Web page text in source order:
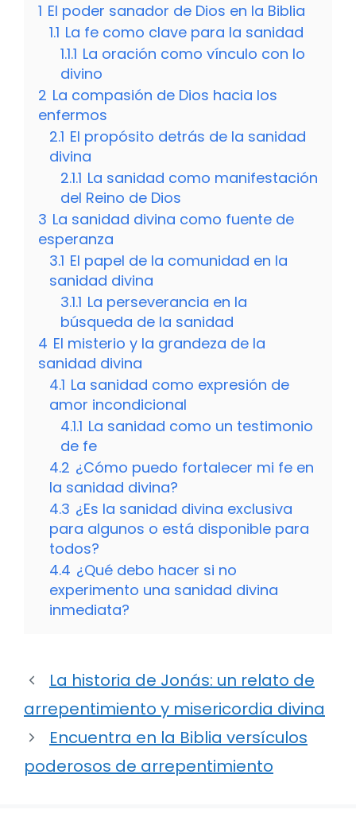
1 El poder sanador de Dios en la Biblia
1.1 La fe como clave para la sanidad
1.1.1 La oración como vínculo con lo
divino
2 La compasión de Dios hacia los
enfermos
2.1 El propósito detrás de la sanidad
divina
2.1.1 La sanidad como manifestación
del Reino de Dios
3 La sanidad divina como fuente de
esperanza
3.1 El papel de la comunidad en la
sanidad divina
3.1.1 La perseverancia en la
búsqueda de la sanidad
4 El misterio y la grandeza de la
sanidad divina
4.1 La sanidad como expresión de
amor incondicional
4.1.1 La sanidad como un testimonio
de fe
4.2 ¿Cómo puedo fortalecer mi fe en
la sanidad divina?
4.3 ¿Es la sanidad divina exclusiva
para algunos o está disponible para
todos?
4.4 ¿Qué debo hacer si no
experimento una sanidad divina
inmediata?
La historia de Jonás: un relato de
arrepentimiento y misericordia divina
Encuentra en la Biblia versículos
poderosos de arrepentimiento